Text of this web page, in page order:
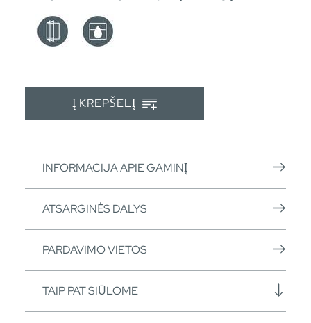
Į KREPŠELĮ
INFORMACIJA APIE GAMINĮ
ATSARGINĖS DALYS
PARDAVIMO VIETOS
TAIP PAT SIŪLOME